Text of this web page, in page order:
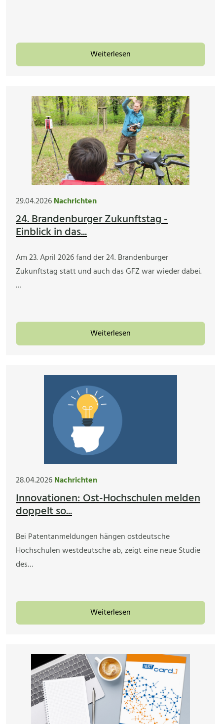
Weiterlesen
29.04.2026Nachrichten
24. Brandenburger Zukunftstag -
Einblick in das...
Am 23. April 2026 fand der 24. Brandenburger
Zukunftstag statt und auch das GFZ war wieder dabei.
…
Weiterlesen
28.04.2026Nachrichten
Innovationen: Ost-Hochschulen melden
doppelt so...
Bei Patentanmeldungen hängen ostdeutsche
Hochschulen westdeutsche ab, zeigt eine neue Studie
des…
Weiterlesen